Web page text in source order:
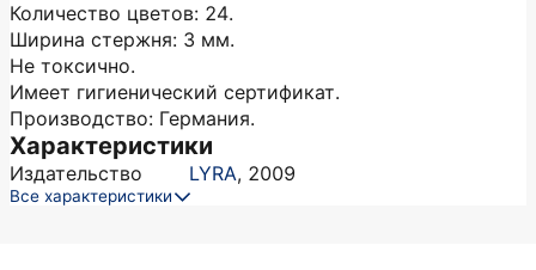
Количество цветов: 24.
Ширина стержня: 3 мм.
Не токсично.
Имеет гигиенический сертификат.
Производство: Германия.
Характеристики
Издательство LYRA, 2009
Все характеристики